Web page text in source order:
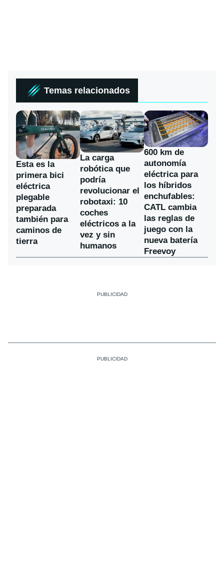
Temas relacionados
Esta es la
primera bici
eléctrica
plegable
preparada
también para
caminos de
tierra
La carga
robótica que
podría
revolucionar el
robotaxi: 10
coches
eléctricos a la
vez y sin
humanos
600 km de
autonomía
eléctrica para
los híbridos
enchufables:
CATL cambia
las reglas de
juego con la
nueva batería
Freevoy